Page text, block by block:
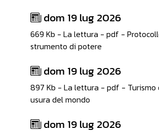
dom 19 lug 2026
669 Kb - La lettura - pdf -
strumento di potere
dom 19 lug 2026
897 Kb - La lettura - pdf - Turismo
usura del mondo
dom 19 lug 2026